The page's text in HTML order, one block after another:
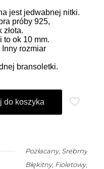
jest jedwabnej nitki.
próby 925,
złota.
to ok 10 mm.
Inny rozmiar
bransoletki.
do koszyka
Pozłacany, Srebrny
Błękitny, Fioletowy,